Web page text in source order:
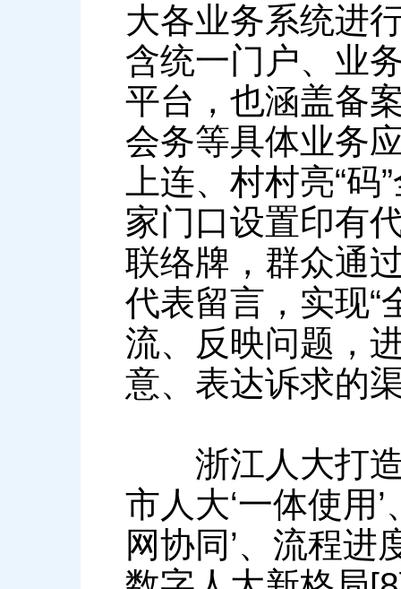
大各业务系统进
含统一门户、业
平台，也涵盖备
会务等具体业务
上连、村村亮“
家门口设置印有
联络牌，群众通
代表留言，实现“
流、反映问题，
意、表达诉求的
浙江人大打造
市人大‘一体使用
网协同’、流程进